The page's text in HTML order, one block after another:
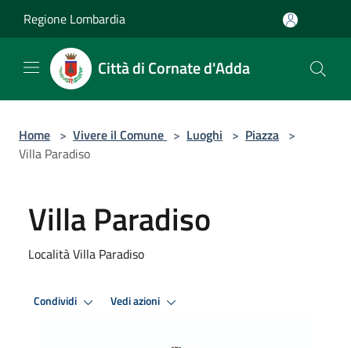
Regione Lombardia
Città di Cornate d'Adda
Home > Vivere il Comune > Luoghi > Piazza >
Villa Paradiso
Villa Paradiso
Località Villa Paradiso
Condividi Vedi azioni